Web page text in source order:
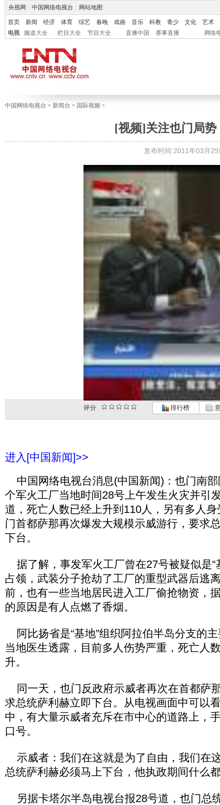
央视网 中国网络电视台 网站地图
首页 新闻 经济 体育 综艺 春晚 戏曲 音乐 科教 青少 文化
艺术
电视
频道大全 栏目大全 节目大全 直播中国 赛事直播 网络
中国网络电视台 > 新闻台 > 国际视频 >
[视频]关注也门局势
发布时间:2011年03月
评分 排行榜
进入[中国新闻]>>
中国网络电视台消息(中国新闻)：也门南
个军火工厂当地时间28号上午发生火灾并引
道，死亡人数已经上升到110人，另有多人
门首都萨那再次爆发大规模示威游行，要求
下台。
据了解，事发军火工厂曾在27号被疑似是“
占领，武装分子抢劫了工厂的重型武器后逃
前，也有一些当地居民进入工厂偷抢物资，
的原因是有人点燃了香烟。
阿比扬省是“基地”组织阿拉伯半岛分支的
当地医生透露，目前多人伤势严重，死亡人
升。
同一天，也门反政府示威者再次在首都萨
求总统萨利赫立即下台。从电视画面中可以
中，有大量示威者充斥在市中心的道路上，
口号。
示威者：我们在这就是为了自由，我们在
总统萨利赫必须马上下台，他执政期间什么
另据卡塔尔半岛电视台报28号道，也门总